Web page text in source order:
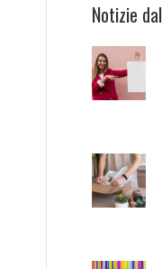
Notizie